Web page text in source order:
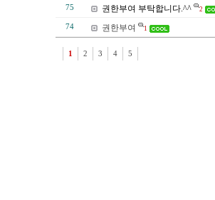
75 권한부여 부탁합니다.^^ 2
74 권한부여 1
1 2 3 4 5